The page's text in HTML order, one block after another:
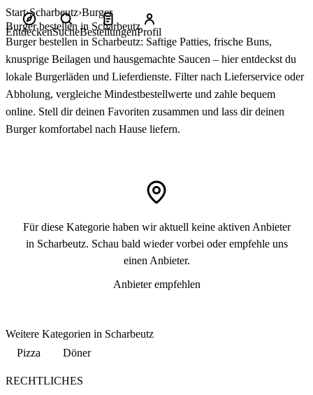
Start Scharbeutz Burger
Burger bestellen in Scharbeutz
Burger bestellen in Scharbeutz: Saftige Patties, frische Buns,
knusprige Beilagen und hausgemachte Saucen – hier entdeckst du
lokale Burgerläden und Lieferdienste. Filter nach Lieferservice oder
Abholung, vergleiche Mindestbestellwerte und zahle bequem
online. Stell dir deinen Favoriten zusammen und lass dir deinen
Burger komfortabel nach Hause liefern.
Für diese Kategorie haben wir aktuell keine aktiven Anbieter
in Scharbeutz. Schau bald wieder vorbei oder empfehle uns
einen Anbieter.
Anbieter empfehlen
Weitere Kategorien in Scharbeutz
Pizza
Döner
RECHTLICHES
EntdeckenSucheBestellungenProfil